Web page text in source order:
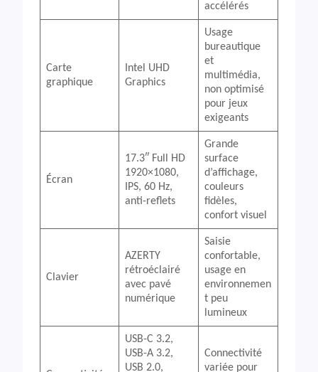
accélérés
Carte
graphique
Intel UHD
Graphics
Usage
bureautique
et
multimédia,
non optimisé
pour jeux
exigeants
Écran
17.3″ Full HD
1920×1080,
IPS, 60 Hz,
anti-reflets
Grande
surface
d’affichage,
couleurs
fidèles,
confort visuel
Clavier
AZERTY
rétroéclairé
avec pavé
numérique
Saisie
confortable,
usage en
environnemen
t peu
lumineux
USB-C 3.2,
USB-A 3.2,
USB 2.0,
Connectivité
variée pour